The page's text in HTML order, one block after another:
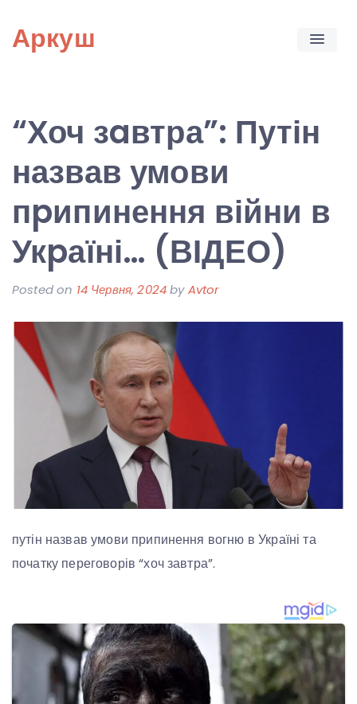
content
Аркуш
“Хоч зaвтра”: Путін
назвав умови
пpипинення війни в
Укpаїні… (ВІДЕО)
Posted on 14 Червня, 2024byAvtor
путін назвав умови припинення вогню в Україні та
початку переговорів “хоч завтра”.